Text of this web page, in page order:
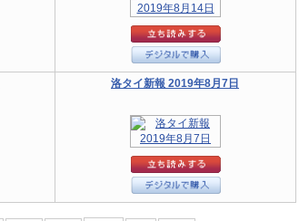
洛タイ新報 2019年8月7日